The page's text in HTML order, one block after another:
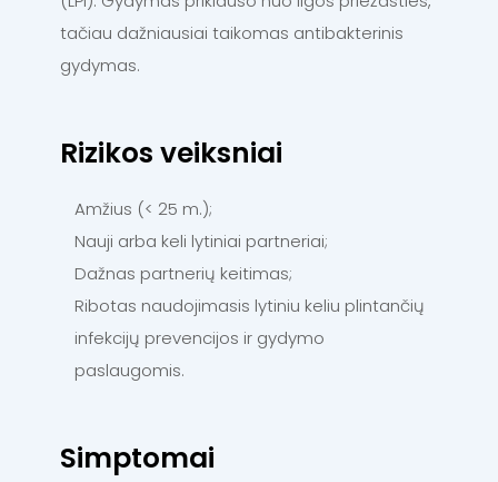
tačiau dažniausiai taikomas antibakterinis
gydymas.
Rizikos veiksniai
Amžius (< 25 m.);
Nauji arba keli lytiniai partneriai;
Dažnas partnerių keitimas;
Ribotas naudojimasis lytiniu keliu plintančių
infekcijų prevencijos ir gydymo
paslaugomis.
Simptomai